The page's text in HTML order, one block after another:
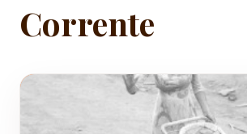
Corrente